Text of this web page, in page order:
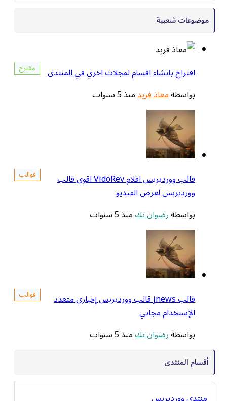
شعبية
مقترح
بانشاء اقسام لمجلات اخري في المنتدى
معاذ فريدمنذ 5 سنوات
قوالب قالب ووردبريس افلام VidoRev اقوى قالب
لعرض الفيديو
رضوان تكمنذ 5 سنوات
قوالب قالب jnews قالب ووردبريس إخباري متعدد
مجاني
رضوان تكمنذ 5 سنوات